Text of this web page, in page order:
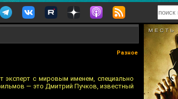
Разное
с мировым именем, специально
— это Дмитрий Пучков, известный